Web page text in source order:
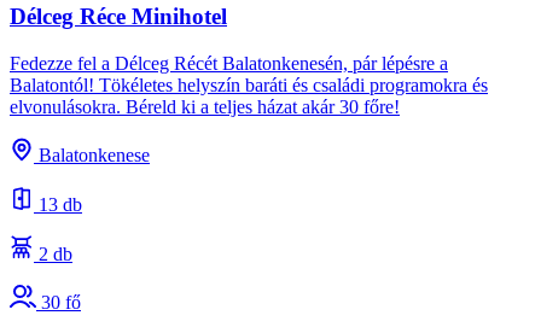
Délceg Réce Minihotel
Fedezze fel a Délceg Récét Balatonkenesén, pár lépésre a
Balatontól! Tökéletes helyszín baráti és családi programokra és
elvonulásokra. Béreld ki a teljes házat akár 30 főre!
Balatonkenese
13 db
2 db
30 fő